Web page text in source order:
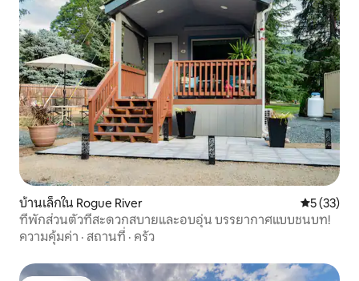
บ้านเล็กใน Rogue River คะแนนเฉลี่
5 (33)
ที่พักส่วนตัวที่สะดวกสบายและอบอุ่น บรรยากาศแบบชนบท!
ความคุ้มค่า · สถานที่ · ครัว